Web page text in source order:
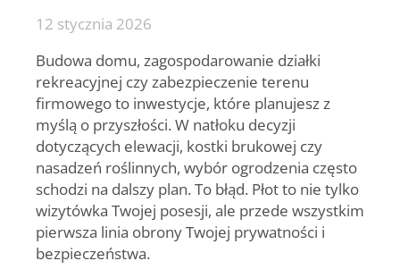
12 stycznia 2026
Budowa domu, zagospodarowanie działki
rekreacyjnej czy zabezpieczenie terenu
firmowego to inwestycje, które planujesz z
myślą o przyszłości. W natłoku decyzji
dotyczących elewacji, kostki brukowej czy
nasadzeń roślinnych, wybór ogrodzenia często
schodzi na dalszy plan. To błąd. Płot to nie tylko
wizytówka Twojej posesji, ale przede wszystkim
pierwsza linia obrony Twojej prywatności i
bezpieczeństwa.